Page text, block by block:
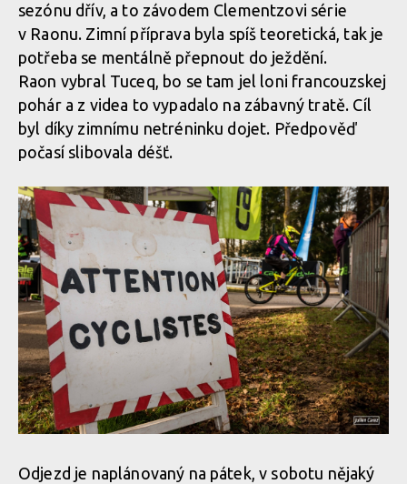
sezónu dřív, a to závodem Clementzovi série
v Raonu. Zimní příprava byla spíš teoretická, tak je
potřeba se mentálně přepnout do ježdění.
Raon vybral Tuceq, bo se tam jel loni francouzskej
pohár a z videa to vypadalo na zábavný tratě. Cíl
byl díky zimnímu netréninku dojet. Předpověď
počasí slibovala déšť.
Odjezd je naplánovaný na pátek, v sobotu nějaký